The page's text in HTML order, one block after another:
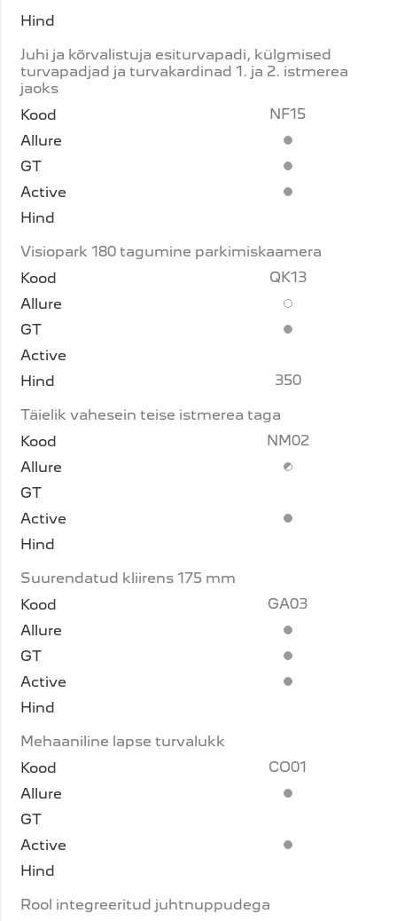
Juhi ja kõrvalistuja esiturvapadi, külgmised
turvapadjad ja turvakardinad 1. ja 2. istmerea
jaoks
NF15
Standardvarustus
Standardvarustus
Standardvarustus
Visiopark 180 tagumine parkimiskaamera
QK13
Lisavarustus
Standardvarustus
350
Täielik vahesein teise istmerea taga
NM02
Lisavarustus
Standardvarustus
Suurendatud kliirens 175 mm
GA03
Standardvarustus
Standardvarustus
Standardvarustus
Mehaaniline lapse turvalukk
CO01
Standardvarustus
Standardvarustus
Rool integreeritud juhtnuppudega